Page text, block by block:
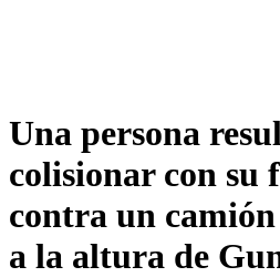
Una persona
colisionar con su
contra un
a la altura de